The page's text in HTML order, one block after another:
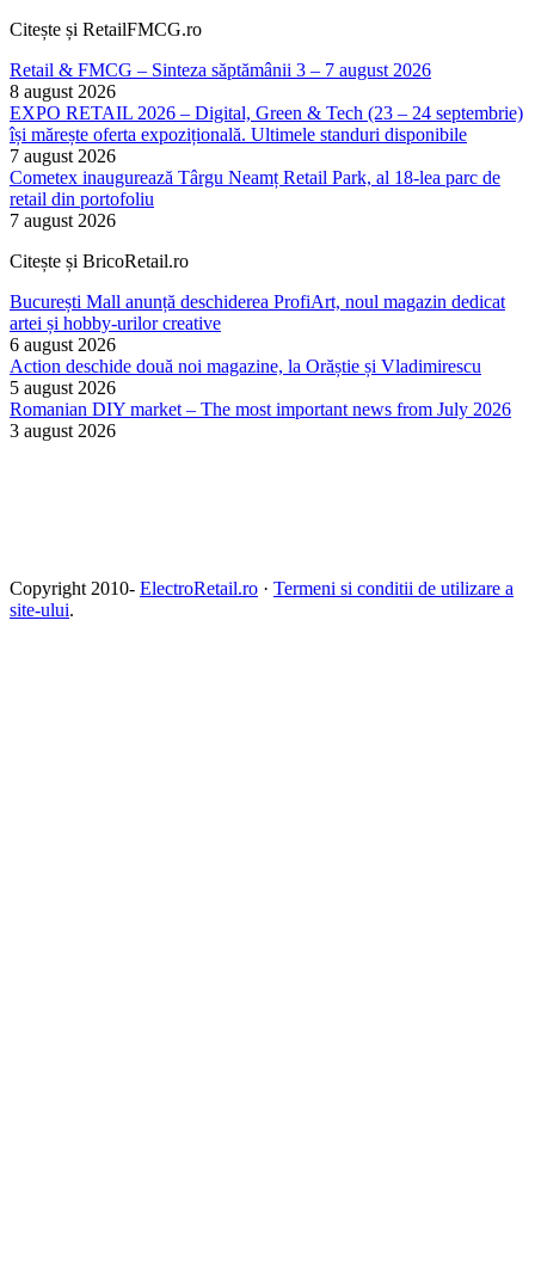
Citește și RetailFMCG.ro
Retail & FMCG – Sinteza săptămânii 3 – 7 august 2026
8 august 2026
EXPO RETAIL 2026 – Digital, Green & Tech (23 – 24 septembrie)
își mărește oferta expozițională. Ultimele standuri disponibile
7 august 2026
Cometex inaugurează Târgu Neamț Retail Park, al 18-lea parc de
retail din portofoliu
7 august 2026
Citește și BricoRetail.ro
București Mall anunță deschiderea ProfiArt, noul magazin dedicat
artei și hobby-urilor creative
6 august 2026
Action deschide două noi magazine, la Orăștie și Vladimirescu
5 august 2026
Romanian DIY market – The most important news from July 2026
3 august 2026
Copyright 2010- ElectroRetail.ro · Termeni si conditii de utilizare a
site-ului.